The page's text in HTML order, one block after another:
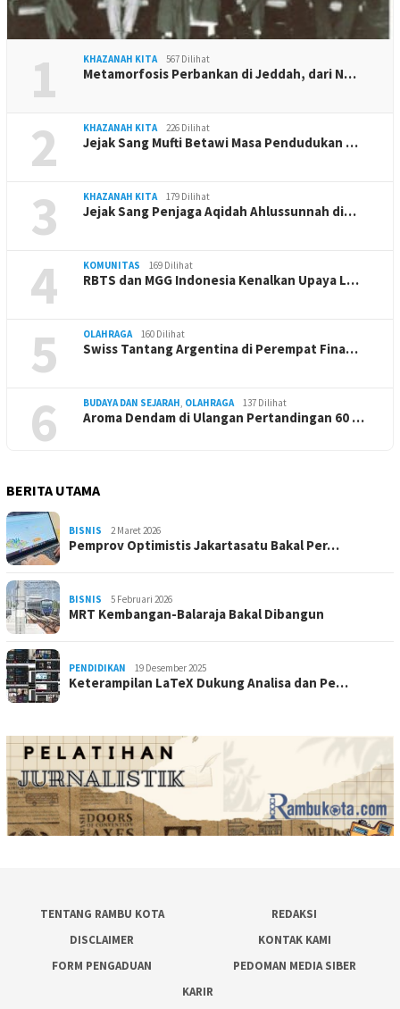
1 KHAZANAH KITA 567 Dilihat
Metamorfosis Perbankan di Jeddah, dari N…
2 KHAZANAH KITA 226 Dilihat
Jejak Sang Mufti Betawi Masa Pendudukan …
3 KHAZANAH KITA 179 Dilihat
Jejak Sang Penjaga Aqidah Ahlussunnah di…
4 KOMUNITAS 169 Dilihat
RBTS dan MGG Indonesia Kenalkan Upaya L…
5 OLAHRAGA 160 Dilihat
Swiss Tantang Argentina di Perempat Fina…
6 BUDAYA DAN SEJARAH, OLAHRAGA 137 Dilihat
Aroma Dendam di Ulangan Pertandingan 60 …
BERITA UTAMA
BISNIS 2 Maret 2026
Pemprov Optimistis Jakartasatu Bakal Per…
BISNIS 5 Februari 2026
MRT Kembangan-Balaraja Bakal Dibangun
PENDIDIKAN 19 Desember 2025
Keterampilan LaTeX Dukung Analisa dan Pe…
TENTANG RAMBU KOTA
REDAKSI
DISCLAIMER
KONTAK KAMI
FORM PENGADUAN
PEDOMAN MEDIA SIBER
KARIR